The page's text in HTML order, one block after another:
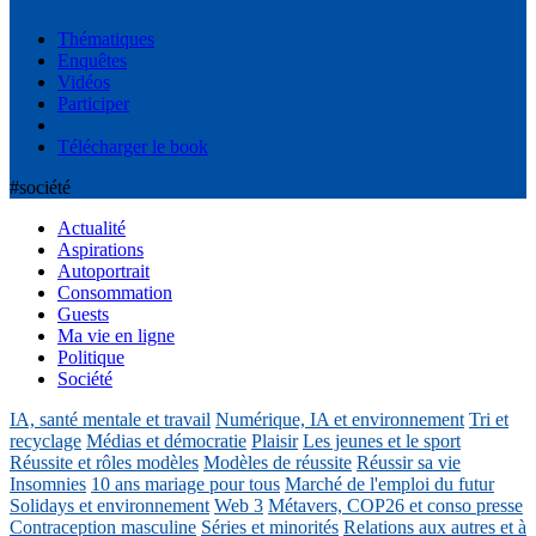
Thématiques
Enquêtes
Vidéos
Participer
Télécharger le book
#société
Actualité
Aspirations
Autoportrait
Consommation
Guests
Ma vie en ligne
Politique
Société
IA, santé mentale et travail Numérique, IA et environnement Tri et
recyclage Médias et démocratie Plaisir Les jeunes et le sport
Réussite et rôles modèles Modèles de réussite Réussir sa vie
Insomnies 10 ans mariage pour tous Marché de l'emploi du futur
Solidays et environnement Web 3 Métavers, COP26 et conso presse
Contraception masculine Séries et minorités Relations aux autres et à